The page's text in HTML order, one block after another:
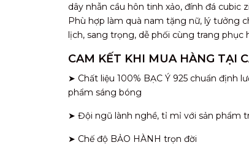
dây nhẫn cầu hôn tinh xảo, đính đá
Phù hợp làm quà nam tặng nữ, lý tưởng
lịch, sang trọng, dễ phối cùng trang
CAM KẾT KHI MUA HÀNG TẠI
➤ Chất liệu 100% BẠC Ý 925 chuẩn định
phẩm sáng bóng
➤ Đội ngũ lành nghề, tỉ mỉ với sản phẩm
➤ Chế độ BẢO HÀNH trọn đời